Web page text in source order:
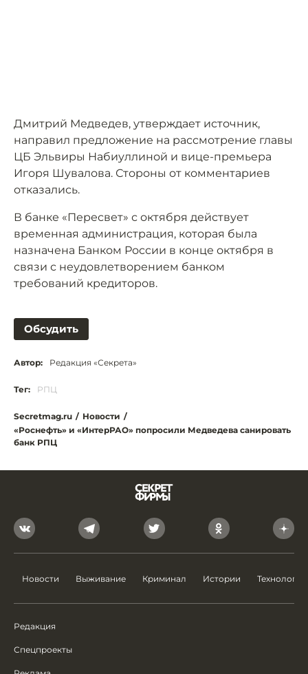
Дмитрий Медведев, утверждает источник,
направил предложение на рассмотрение главы
ЦБ Эльвиры Набиуллиной и вице-премьера
Игоря Шувалова. Стороны от комментариев
отказались.
В банке «Пересвет» с октября действует
временная администрация, которая была
назначена Банком России в конце октября в
связи с неудовлетворением банком
требований кредиторов.
Обсудить
Автор: Редакция «Секрета»
Тег: РПЦ
Secretmag.ru / Новости /
«Роснефть» и «ИнтерРАО» попросили Медведева санировать
банк РПЦ
Новости Выживание Криминал Истории Технологии
Редакция
Спецпроекты